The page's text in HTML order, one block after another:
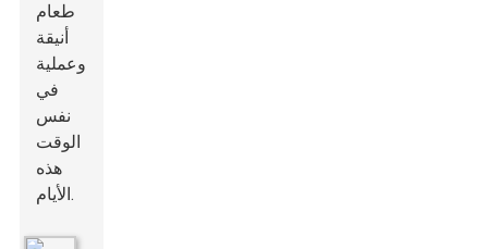
طعام
أنيقة
وعملية
في
نفس
الوقت
هذه
الأيام.